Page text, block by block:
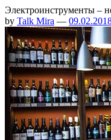
Электроинструменты –
by Talk Mira —